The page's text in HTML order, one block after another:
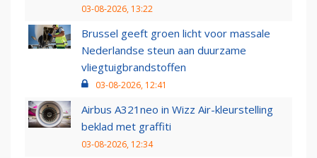
03-08-2026, 13:22
Brussel geeft groen licht voor massale
Nederlandse steun aan duurzame
vliegtuigbrandstoffen
03-08-2026, 12:41
Airbus A321neo in Wizz Air-kleurstelling
beklad met graffiti
03-08-2026, 12:34